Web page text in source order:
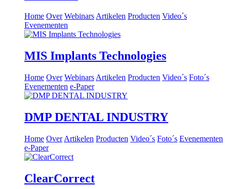
Home Over Webinars Artikelen Producten Video´s
Evenementen
MIS Implants Technologies
Home Over Webinars Artikelen Producten Video´s Foto´s
Evenementen e-Paper
DMP DENTAL INDUSTRY
Home Over Artikelen Producten Video´s Foto´s Evenementen
e-Paper
ClearCorrect